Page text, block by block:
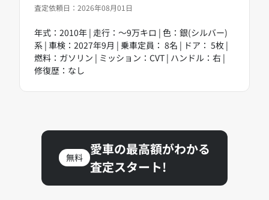
査定依頼日：2026年08月01日
年式：2010年 | 走行：～9万キロ | 色：銀(シルバー)
系 | 車検：2027年9月 | 乗車定員： 8名 | ドア： 5枚 |
燃料：ガソリン | ミッション：CVT | ハンドル：右 |
修復歴：なし
無料
愛車の最高額がわかる
査定スタート!